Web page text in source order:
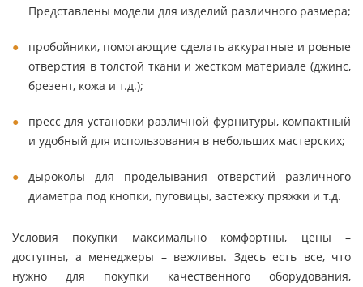
Представлены модели для изделий различного размера;
пробойники, помогающие сделать аккуратные и ровные
отверстия в толстой ткани и жестком материале (джинс,
брезент, кожа и т.д.);
пресс для установки различной фурнитуры, компактный
и удобный для использования в небольших мастерских;
дыроколы для проделывания отверстий различного
диаметра под кнопки, пуговицы, застежку пряжки и т.д.
Условия покупки максимально комфортны, цены –
доступны, а менеджеры – вежливы. Здесь есть все, что
нужно для покупки качественного оборудования,